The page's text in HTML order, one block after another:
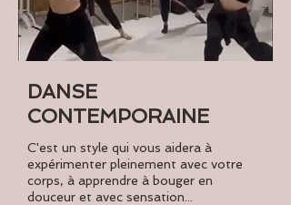
DANSE
CONTEMPORAINE
C'est un style qui vous aidera à
expérimenter pleinement avec votre
corps, à apprendre à bouger en
douceur et avec sensation...